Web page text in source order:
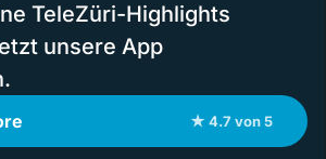
TeleZüri-Highlights
unsere App
★ 4.7 von 5